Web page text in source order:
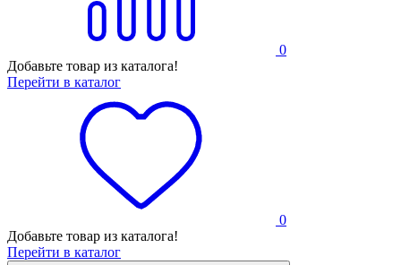
0
Добавьте товар из каталога!
Перейти в каталог
0
Добавьте товар из каталога!
Перейти в каталог